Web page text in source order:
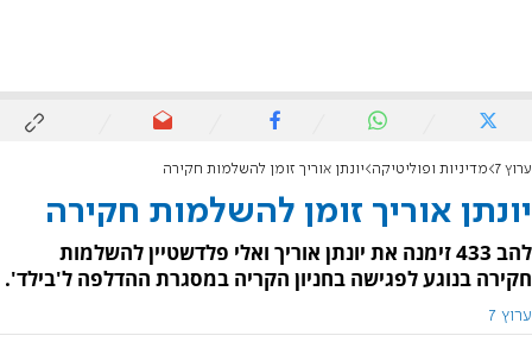
ערוץ 7 מדיניות ופוליטיקה יונתן אוריך זומן להשלמות חקירה
יונתן אוריך זומן להשלמות חקירה
להב 433 זימנה את יונתן אוריך ואלי פלדשטיין להשלמות
חקירה בנוגע לפגישה בחניון הקריה במסגרת ההדלפה ל'בילד'.
ערוץ 7